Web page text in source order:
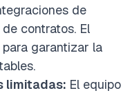
de
contratos. El
garantizar la
limitadas: El equipo